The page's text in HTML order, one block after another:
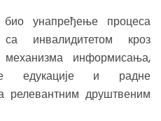
унапређење процеса
инвалидитетом кроз
информисања,
едукације и радне
релевантним друштвеним